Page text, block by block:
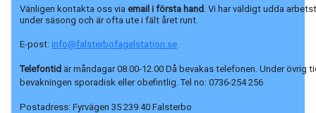
Vänligen kontakta oss via email i första hand. Vi har väldigt udda
under säsong och är ofta ute i fält året runt.
E-post: info@falsterbofagelstation.se
Telefontid är måndagar 08.00-12.00 Då bevakas telefonen. Under övrig
bevakningen sporadisk eller obefintlig. Tel no: 0736-254 256
Postadress: Fyrvägen 35 239 40 Falsterbo